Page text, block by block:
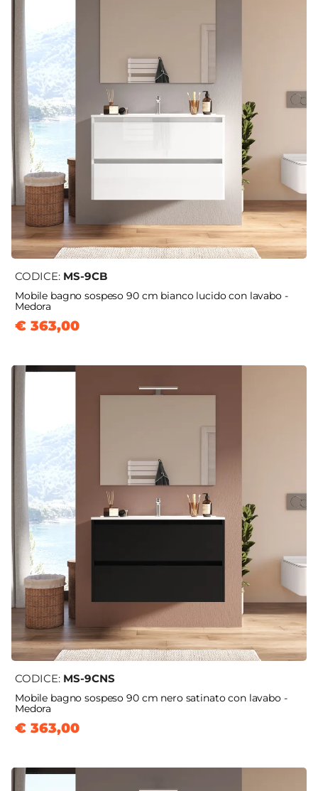
CODICE: MS-9CB
Mobile bagno sospeso 90 cm bianco lucido con lavabo -
Medora
€ 363,00
CODICE: MS-9CNS
Mobile bagno sospeso 90 cm nero satinato con lavabo -
Medora
€ 363,00